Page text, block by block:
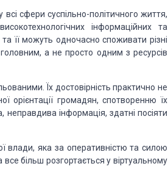
сфери суспільно-політичного життя,
інформаційних та
її можуть одночасно споживати різні
а не просто одним з ресурсів
Їх достовірність практично не
орієнтації громадян, спотворенню їх
неправдива інформація, здатні посіяти
влади, яка за оперативністю та силою
все більш розгортається у віртуальному